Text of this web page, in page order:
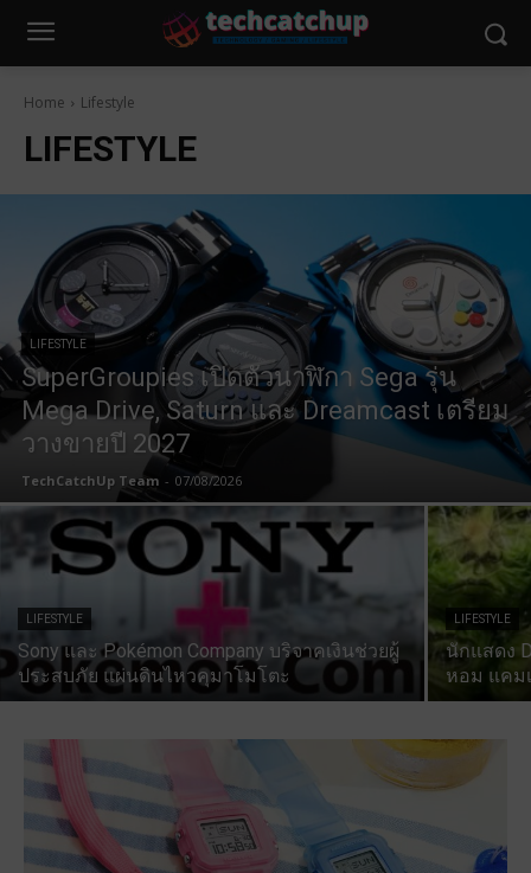
Home Lifestyle
LIFESTYLE
LIFESTYLE
SuperGroupies เปิดตัวนาฬิกา Sega รุ่น
Mega Drive, Saturn และ Dreamcast เตรียม
วางขายปี 2027
TechCatchUp Team - 07/08/2026
LIFESTYLE
Sony และ Pokémon Company บริจาคเงินช่วยผู้
ประสบภัย แผ่นดินไหวคุมาโมโตะ
LIFESTYLE
นักแสดง
หอม แคม